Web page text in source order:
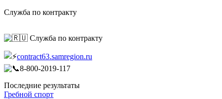
Служба по контракту
Служба по контракту
contract63.samregion.ru
8-800-2019-117
Последние результаты
Гребной спорт